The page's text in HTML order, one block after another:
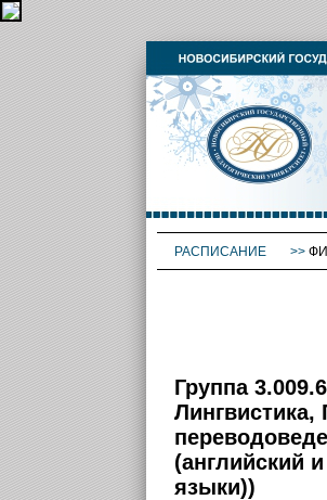
РАСПИСАНИЕ >>
Группа
Лингвистика,
(английский
языки))